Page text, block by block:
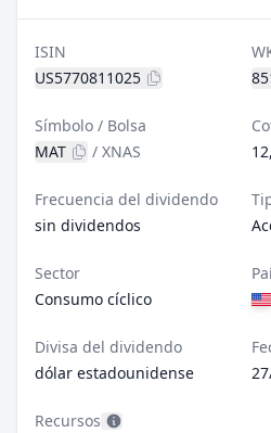
ISIN
US5770811025
Símbolo / Bolsa
MAT
/ XNAS
Frecuencia del dividendo
sin dividendos
Sector
Consumo cíclico
Divisa del dividendo
dólar estadounidense
Recursos